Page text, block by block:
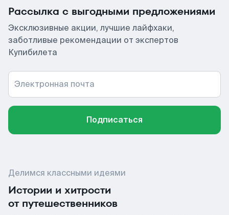
Рассылка с выгодными предложениями
Эксклюзивные акции, лучшие лайфхаки,
заботливые рекомендации от экспертов
Купибилета
Электронная почта
Подписаться
Делимся классными идеями
Истории и хитрости
от путешественников